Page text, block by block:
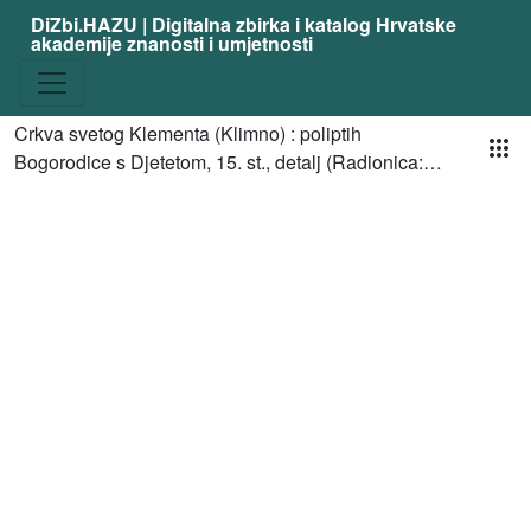
DiZbi.HAZU | Digitalna zbirka i katalog Hrvatske
akademije znanosti i umjetnosti
Crkva svetog Klementa (Klimno) : poliptih
Bogorodice s Djetetom, 15. st., detalj (Radionica: